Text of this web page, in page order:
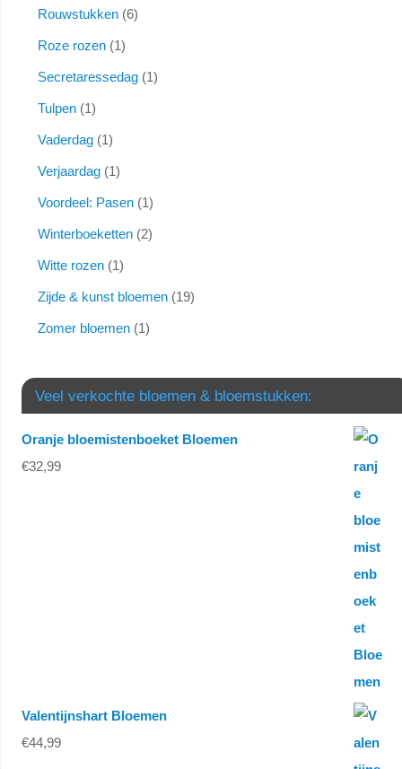
Rouwstukken 6
Roze rozen 1
Secretaressedag 1
Tulpen 1
Vaderdag 1
Verjaardag 1
Voordeel: Pasen 1
Winterboeketten 2
Witte rozen 1
Zijde & kunst bloemen 19
Zomer bloemen 1
Veel verkochte bloemen & bloemstukken:
Oranje bloemistenboeket Bloemen
€32,99
Valentijnshart Bloemen
€44,99